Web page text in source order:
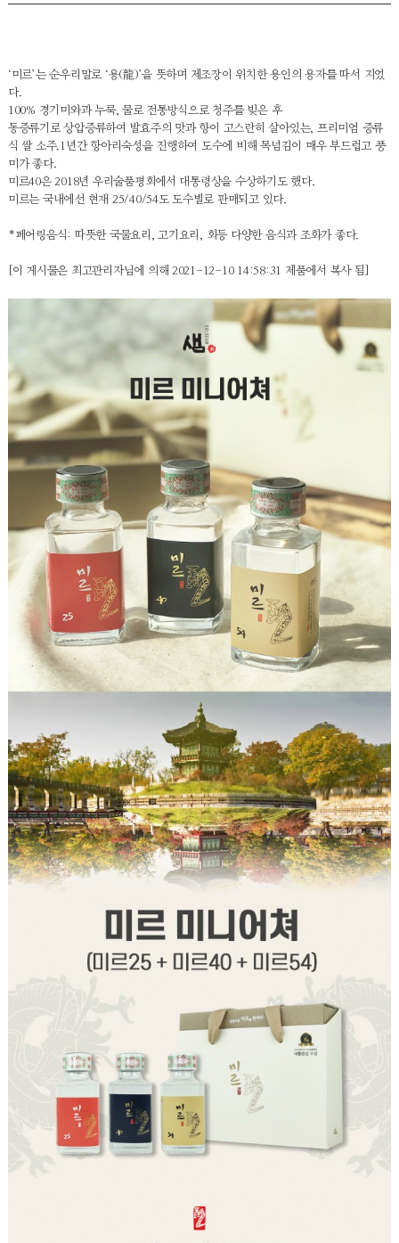
‘미르’는 순우리말로 ‘용(龍)’을 뜻하며 제조장이 위치한 용인의 용자를 따서 지었
다.
100% 경기미와과 누룩, 물로 전통방식으로 청주를 빚은 후
동증류기로 상압증류하여 발효주의 맛과 향이 고스란히 살아있는, 프리미엄 증류
식 쌀 소주.1년간 항아리숙성을 진행하여 도수에 비해 목넘김이 매우 부드럽고 풍
미가 좋다.
미르40은 2018년 우리술품평회에서 대통령상을 수상하기도 했다.
미르는 국내에선 현재 25/40/54도 도수별로 판매되고 있다.
*페어링음식: 따뜻한 국물요리, 고기요리, 회등 다양한 음식과 조화가 좋다.
[이 게시물은 최고관리자님에 의해 2021-12-10 14:58:31 제품에서 복사 됨]